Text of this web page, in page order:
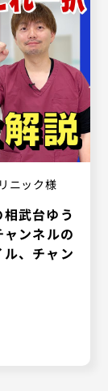
ニック様
武台ゆう
ンネルの
、チャン